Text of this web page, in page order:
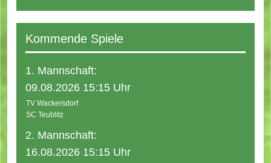
Kommende Spiele
1. Mannschaft:
09.08.2026 15:15 Uhr
TV Wackersdorf
SC Teublitz
2. Mannschaft:
16.08.2026 15:15 Uhr